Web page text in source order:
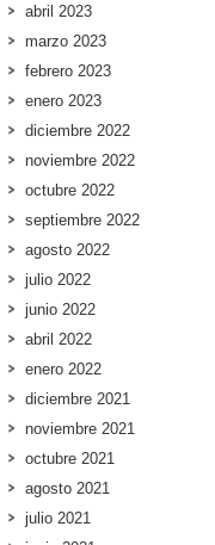
abril 2023
marzo 2023
febrero 2023
enero 2023
diciembre 2022
noviembre 2022
octubre 2022
septiembre 2022
agosto 2022
julio 2022
junio 2022
abril 2022
enero 2022
diciembre 2021
noviembre 2021
octubre 2021
agosto 2021
julio 2021